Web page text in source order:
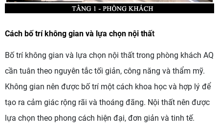
Cách bố trí không gian và lựa chọn nội thất
Bố trí không gian và lựa chọn nội thất trong phòng khách AQ
cần tuân theo nguyên tắc tối giản, công năng và thẩm mỹ.
Không gian nên được bố trí một cách khoa học và hợp lý để
tạo ra cảm giác rộng rãi và thoáng đãng. Nội thất nên được
lựa chọn theo phong cách hiện đại, đơn giản và tinh tế.